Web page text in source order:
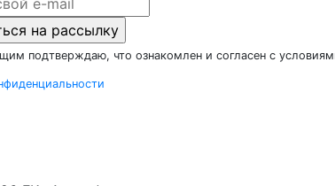
подтверждаю, что ознакомлен и согласен с